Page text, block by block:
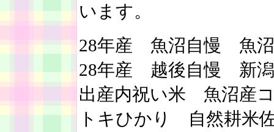
います。
28年産 魚沼自慢 魚
28年産 越後自慢 新
出産内祝い米 魚沼産
トキひかり 自然耕米